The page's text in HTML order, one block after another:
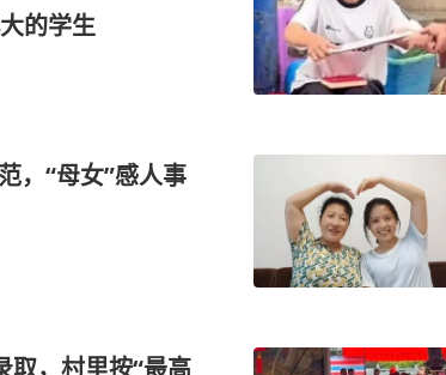
的学生
，“母女”感人事
取，村里按“最高